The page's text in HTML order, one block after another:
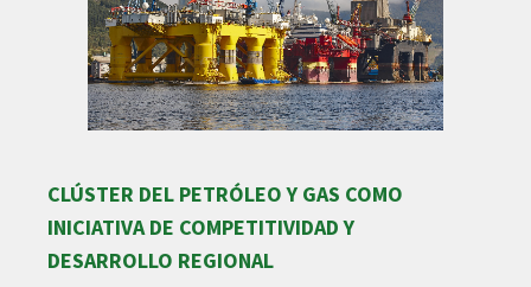
CLÚSTER DEL PETRÓLEO Y GAS COMO
INICIATIVA DE COMPETITIVIDAD Y
DESARROLLO REGIONAL